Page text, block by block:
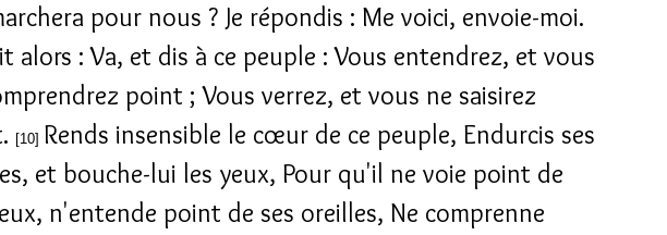
pour nous ? Je répondis : Me voici, envoie-moi.
alors : Va, et dis à ce peuple : Vous entendrez, et vous
point ; Vous verrez, et vous ne saisirez
[10] Rends insensible le cœur de ce peuple, Endurcis ses
et bouche-lui les yeux, Pour qu'il ne voie point de
n'entende point de ses oreilles, Ne comprenne